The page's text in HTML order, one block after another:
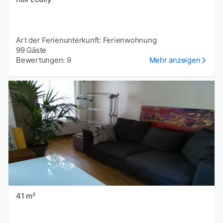
Art der Ferienunterkunft: Ferienwohnung
99 Gäste
Bewertungen: 9
Mehr anzeigen
41 m²